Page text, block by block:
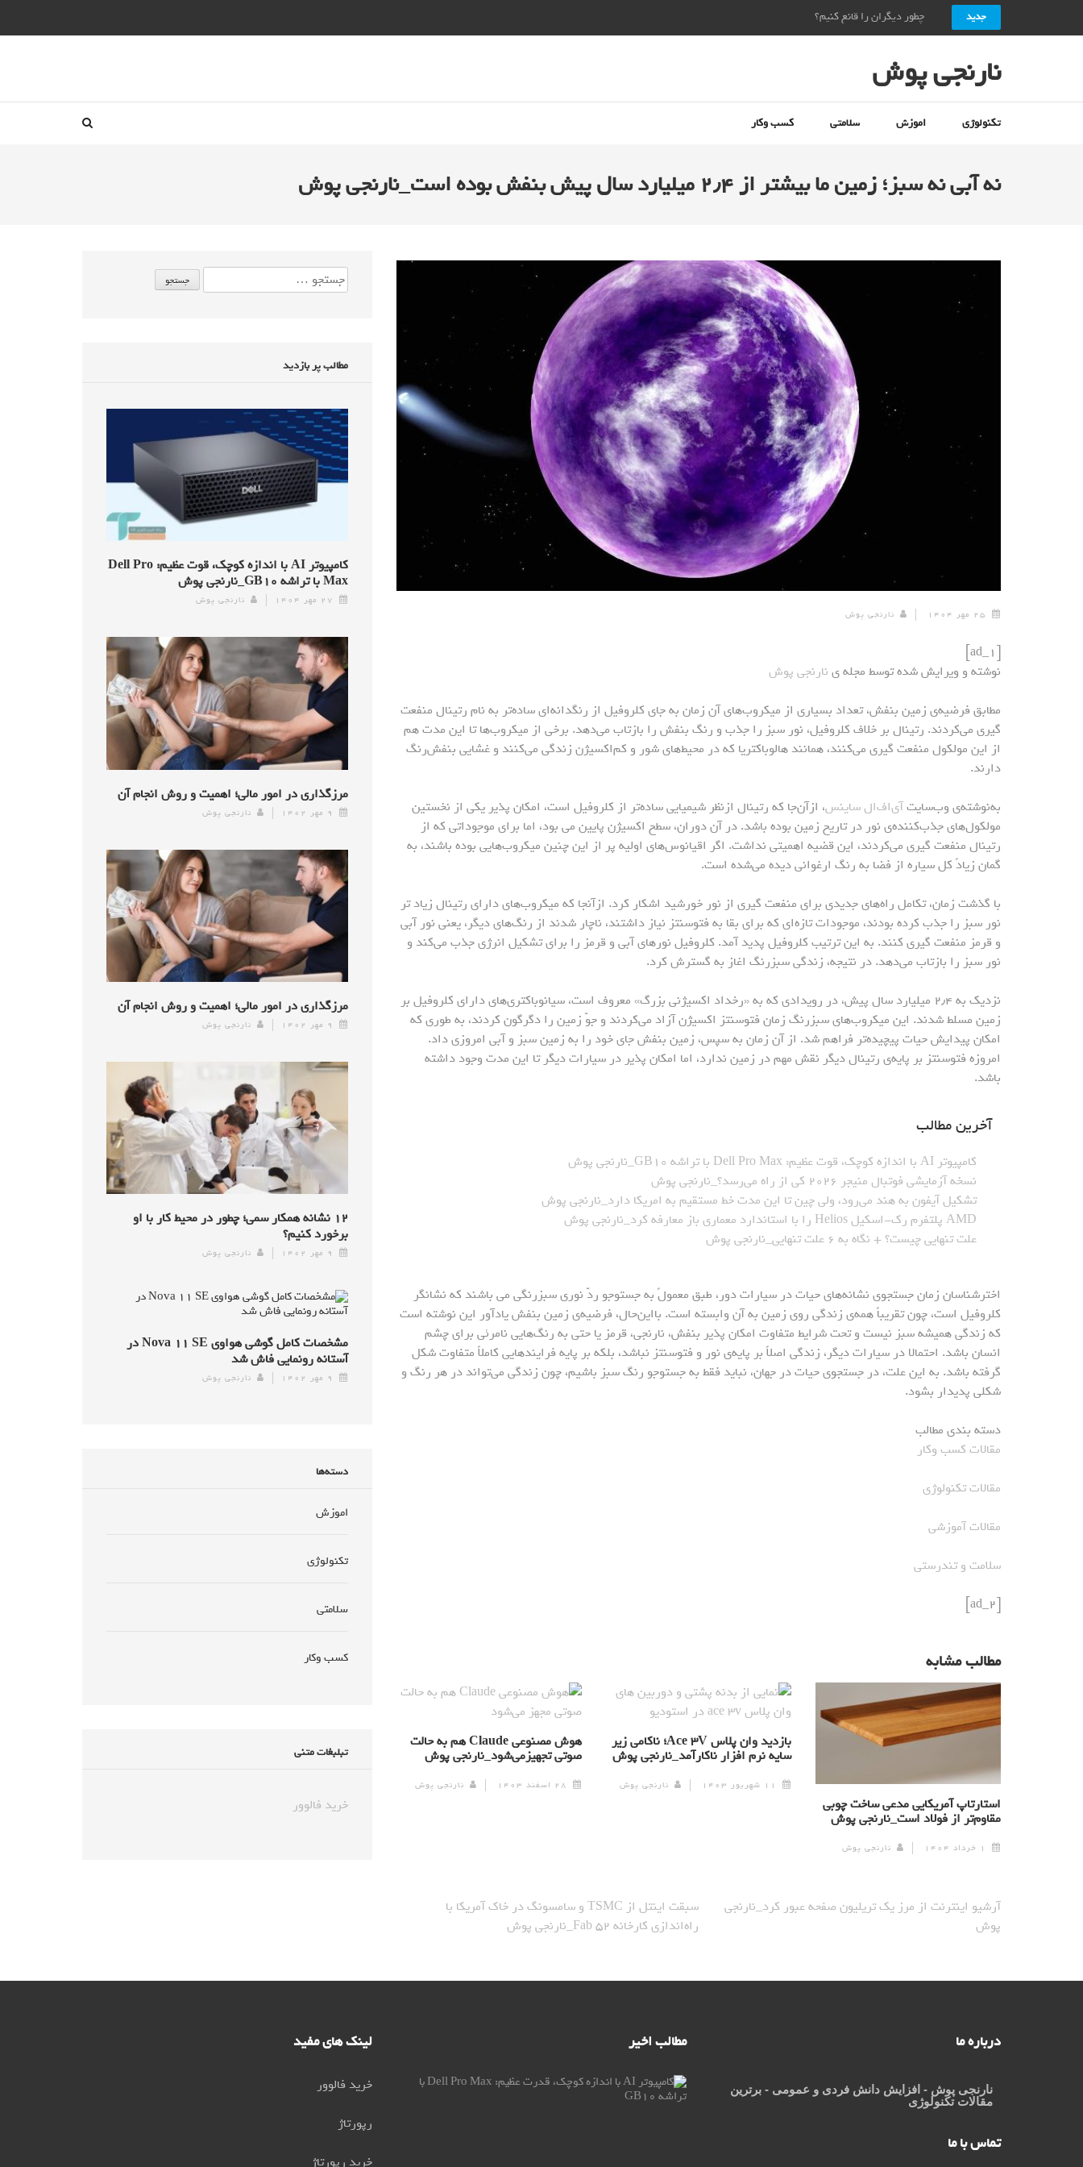
جدید چطور دیگران را قانع کنیم؟ + ۱۰ راز قانع کردن دیگران_نارنجی پوش
نارنجی پوش
تکنولوژی اموزش سلامتی کسب وکار
نه آبی نه سبز؛ زمین ما بیشتر از ۲٫۴ میلیارد سال پیش بنفش بوده است_نارنجی پوش
۲۵ مهر ۱۴۰۴ نارنجی پوش
[ad_1]
نوشته و ویرایش شده توسط مجله ی نارنجی پوش
مطابق فرضیه‌ی زمین بنفش، تعداد بسیاری از میکروب‌های آن زمان به جای کلروفیل از رنگدانه‌ای ساده‌تر به نام رتینال منفعت
گیری می‌کردند. رتینال بر خلاف کلروفیل، نور سبز را جذب و رنگ بنفش را بازتاب می‌دهد. برخی از میکروب‌ها تا این مدت هم
از این مولکول منفعت گیری می‌کنند، همانند هالوباکتریا که در محیط‌های شور و کم‌اکسیژن زندگی می‌کنند و غشایی بنفش‌رنگ
دارند.
به‌نوشته‌ی وب‌سایتآی‌اف‌ال ساینس، ازآن‌جا که رتینال ازنظر شیمیایی ساده‌تر از کلروفیل است، امکان پذیر یکی از نخستین
مولکول‌های جذب‌کننده‌ی نور در تاریخ زمین بوده باشد. در آن دوران، سطح اکسیژن پایین می بود، اما برای موجوداتی که از
رتینال منفعت گیری می‌کردند، این قضیه اهمیتی نداشت. اگر اقیانوس‌های اولیه پر از این چنین میکروب‌هایی بوده باشند، به
گمان زیادً کل سیاره از فضا به رنگ ارغوانی دیده می‌شده است.
با گذشت زمان، تکامل راه‌های جدیدی برای منفعت گیری از نور خورشید اشکار کرد. ازآنجا که میکروب‌های دارای رتینال زیاد تر
نور سبز را جذب کرده بودند، موجودات تازه‌ای که برای بقا به فتوسنتز نیاز داشتند، ناچار شدند از رنگ‌های دیگر، یعنی نور آبی
و قرمز منفعت گیری کنند. به این ترتیب کلروفیل پدید آمد. کلروفیل نورهای آبی و قرمز را برای تشکیل انرژی جذب می‌کند و
نور سبز را بازتاب می‌دهد. در نتیجه، زندگی سبزرنگ اغاز به گسترش کرد.
نزدیک به ۲٫۴ میلیارد سال پیش، در رویدادی که به «رخداد اکسیژنی بزرگ» معروف است، سیانوباکتری‌های دارای کلروفیل بر
زمین مسلط شدند. این میکروب‌های سبزرنگ زمان فتوسنتز اکسیژن آزاد می‌کردند و جوّ زمین را دگرگون کردند، به طوری که
امکان پیدایش حیات پیچیده‌تر فراهم شد. از آن زمان به سپس، زمین بنفش جای خود را به زمین سبز و آبی امروزی داد.
امروزه فتوسنتز بر پایه‌ی رتینال دیگر نقش مهم در زمین ندارد، اما امکان پذیر در سیارات دیگر تا این مدت وجود داشته
باشد.
آخرین مطالب
کامپیوتر AI با اندازه کوچک، قوت عظیم: Dell Pro Max با تراشه GB۱۰_نارنجی پوش
نسخه آزمایشی فوتبال منیجر ۲۰۲۶ کی از راه می‌رسد؟_نارنجی پوش
تشکیل آیفون به هند می‌رود، ولی چین تا این مدت خط مستقیم به امریکا دارد_نارنجی پوش
AMD پلتفرم رک-اسکیل Helios را با استاندارد معماری باز معارفه کرد_نارنجی پوش
علت تنهایی چیست؟ + نگاه به ۶ علت تنهایی_نارنجی پوش
اخترشناسان زمان جستجوی نشانه‌های حیات در سیارات دور، طبق معمولً به جستوجو ردّ نوری سبزرنگی می باشند که نشانگر
کلروفیل است، چون تقریباً همه‌ی زندگی روی زمین به آن وابسته است. با‌این‌حال، فرضیه‌ی زمین بنفش یادآور این نوشته است
که زندگی همیشه سبز نیست و تحت شرایط متفاوت امکان پذیر بنفش، نارنجی، قرمز یا حتی به رنگ‌هایی نامرئی برای چشم
انسان باشد. احتمالا در سیارات دیگر، زندگی اصلاً بر پایه‌ی نور و فتوسنتز نباشد، بلکه بر پایه فرایندهایی کاملاً متفاوت شکل
گرفته باشد. به این علت، در جستجوی حیات در جهان، نباید فقط به جستوجو رنگ سبز باشیم، چون زندگی می‌تواند در هر رنگ و
شکلی پدیدار بشود.
دسته بندی مطالب
مقالات کسب وکار
مقالات تکنولوژی
مقالات آموزشی
سلامت و تندرستی
[ad_2]
مطالب مشابه
استارتاپ آمریکایی مدعی ساخت چوبی
مقاوم‌تر از فولاد است_نارنجی پوش
۱ خرداد ۱۴۰۴ نارنجی پوش
بازدید وان‌ پلاس Ace ۳V؛ ناکامی زیر
سایه نرم افزار ناکارآمد_نارنجی پوش
۱۱ شهریور ۱۴۰۳ نارنجی پوش
هوش مصنوعی Claude هم به حالت
صوتی تجهیزمی‌شود_نارنجی پوش
۲۸ اسفند ۱۴۰۳ نارنجی پوش
سبقت اینتل از TSMC و سامسونگ در خاک آمریکا با
راه‌اندازی کارخانه Fab ۵۲_نارنجی پوش
آرشیو اینترنت از مرز یک تریلیون صفحه عبور کرد_نارنجی
پوش
مطالب پر بازدید
کامپیوتر AI با اندازه کوچک، قوت عظیم: Dell Pro
Max با تراشه GB۱۰_نارنجی پوش
۲۷ مهر ۱۴۰۴ نارنجی پوش
مرزگذاری در امور مالی؛ اهمیت و روش انجام آن
۹ مهر ۱۴۰۲ نارنجی پوش
مرزگذاری در امور مالی؛ اهمیت و روش انجام آن
۹ مهر ۱۴۰۲ نارنجی پوش
۱۲ نشانه همکار سمی؛ چطور در محیط کار با او
برخورد کنیم؟
۹ مهر ۱۴۰۲ نارنجی پوش
مشخصات کامل گوشی هواوی Nova ۱۱ SE در
آستانه رونمایی فاش شد
۹ مهر ۱۴۰۲ نارنجی پوش
دسته‌ها
اموزش
تکنولوژی
سلامتی
کسب وکار
تبلبغات متنی
خرید فالوور
درباره ما
نارنجی پوش - افزایش دانش فردی و عمومی - برترین
مقالات تکنولوژی
تماس با ما
مطالب اخیر
کامپیوتر
اندازه
لینک های مفید
خرید فالوور
رپورتاژ
خرید رپورتاژ